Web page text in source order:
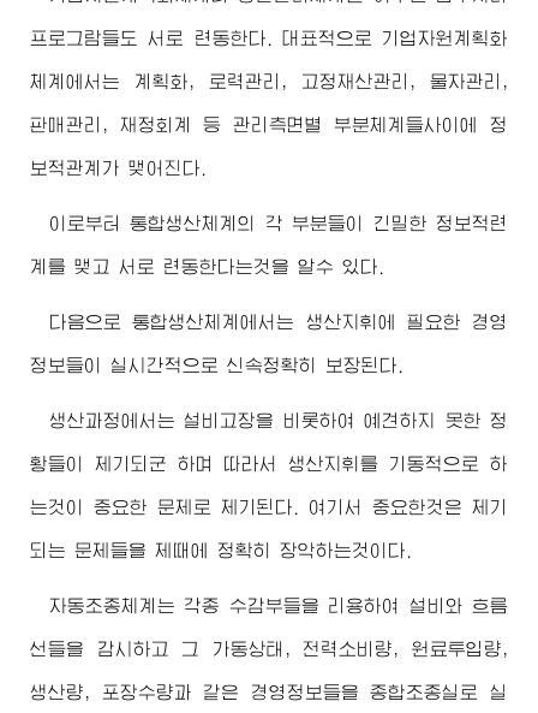
프로그람들도 서로 련동한다. 대표적으로 기업자원계획화
체계에서는 계획화, 로력관리, 고정재산관리, 물자관리,
판매관리, 재정회계 등 관리측면별 부분체계들사이에 정
보적관계가 맺어진다.
이로부터 통합생산체계의 각 부분들이 긴밀한 정보적련
계를 맺고 서로 련동한다는것을 알수 있다.
다음으로 통합생산체계에서는 생산지휘에 필요한 경영
정보들이 실시간적으로 신속정확히 보장된다.
생산과정에서는 설비고장을 비롯하여 예견하지 못한 정
황들이 제기되군 하며 따라서 생산지휘를 기동적으로 하
는것이 중요한 문제로 제기된다. 여기서 중요한것은 제기
되는 문제들을 제때에 정확히 장악하는것이다.
자동조종체계는 각종 수감부들을 리용하여 설비와 흐름
선들을 감시하고 그 가동상태, 전력소비량, 원료투입량,
생산량, 포장수량과 같은 경영정보들을 종합조종실로 실